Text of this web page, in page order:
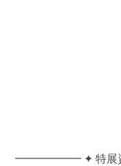
━━━━━━ ✦ 特